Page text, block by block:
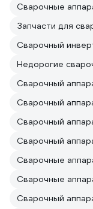
Сварочные
Запчасти для
Сварочный
Недорогие
Сварочный
Сварочный
Сварочный
Сварочные
Сварочные